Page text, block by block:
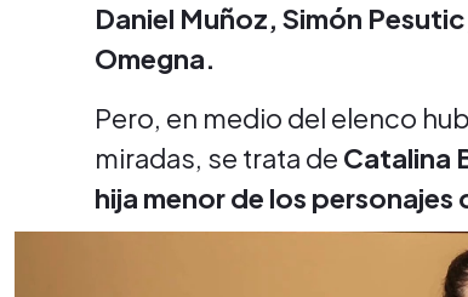
Daniel Muñoz, Simón
Omegna.
Pero, en medio del elenco
miradas, se trata de Catalina
hija menor de los